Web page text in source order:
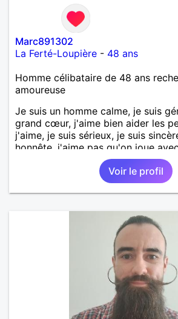
Marc891302
La Ferté-Loupière - 48 ans
Homme célibataire de 48 ans
amoureuse
Je suis un homme calme, je suis
grand cœur, j'aime bien aider les
j'aime, je suis sérieux, je suis
honnête, j'aime pas qu'on joue
pas les mensonges. Je cherche une
amoureuse et sérieuse.Voir le profil